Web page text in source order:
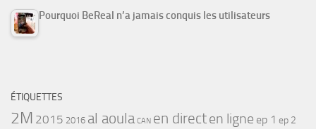
Pourquoi BeReal n’a jamais conquis les utilisateurs
ÉTIQUETTES
2M 2015 2016 al aoula CAN en directen ligne ep 1 ep 2